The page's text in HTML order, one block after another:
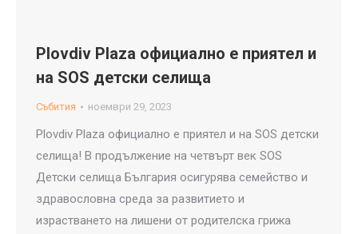
Plovdiv Plaza официално е приятел и
на SOS детски селища
Събития ноември 29, 2023
Plovdiv Plaza официално е приятел и на SOS детски
селища! В продължение на четвърт век SOS
Детски селища България осигурява семейство и
здравословна среда за развитието и
израстването на лишени от родителска грижа